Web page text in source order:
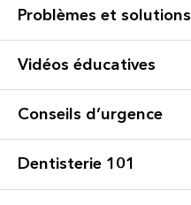
Problèmes et solutions
Vidéos éducatives
Conseils d’urgence
Dentisterie 101